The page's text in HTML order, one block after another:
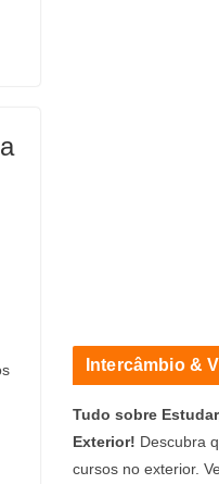
Intercâmbio &
Tudo sobre
Exterior! Descubra
cursos no exterior.